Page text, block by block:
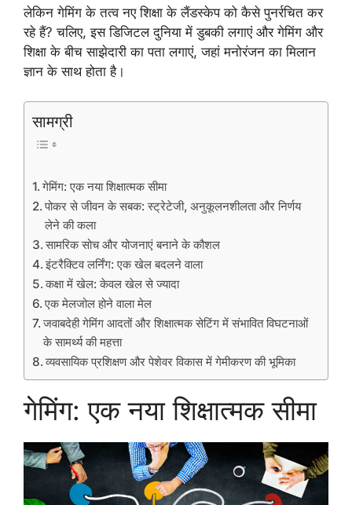
लेकिन गेमिंग के तत्व नए शिक्षा के लैंडस्केप को कैसे पुनर्रचित कर
रहे हैं? चलिए, इस डिजिटल दुनिया में डुबकी लगाएं और गेमिंग और
शिक्षा के बीच साझेदारी का पता लगाएं, जहां मनोरंजन का मिलान
ज्ञान के साथ होता है।
सामग्री
गेमिंग: एक नया शिक्षात्मक सीमा
पोकर से जीवन के सबक: स्ट्रेटेजी, अनुकूलनशीलता और निर्णय
लेने की कला
सामरिक सोच और योजनाएं बनाने के कौशल
इंटरैक्टिव लर्निंग: एक खेल बदलने वाला
कक्षा में खेल: केवल खेल से ज्यादा
एक मेलजोल होने वाला मेल
जवाबदेही गेमिंग आदतों और शिक्षात्मक सेटिंग में संभावित विघटनाओं
के सामर्थ्य की महत्ता
व्यवसायिक प्रशिक्षण और पेशेवर विकास में गेमीकरण की भूमिका
गेमिंग: एक नया शिक्षात्मक सीमा